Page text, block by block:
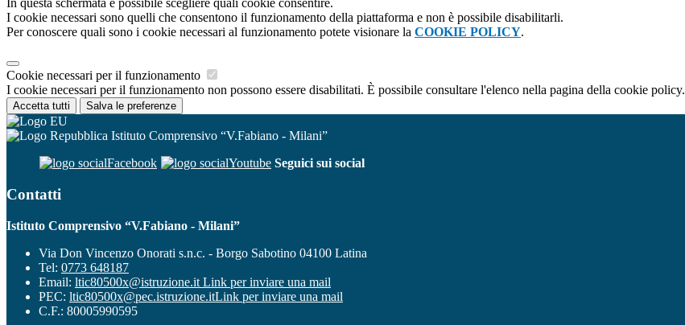
In questa schermata è possibile scegliere quali cookie consentire.
I cookie necessari sono quelli che consentono il funzionamento della piattaforma e non è possibile disabilitarli.
Per conoscere quali sono i cookie necessari al funzionamento potete visionare la COOKIE POLICY.
Cookie necessari per il funzionamento
I cookie necessari per il funzionamento non possono essere disabilitati. È possibile consultare l'elenco nella pagina della cookie policy.
Accetta tutti Salva le preferenze
Istituto Comprensivo “V.Fabiano - Milani”
Facebook
Youtube Seguici sui social
Contatti
Istituto Comprensivo “V.Fabiano - Milani”
Via Don Vincenzo Onorati s.n.c. - Borgo Sabotino 04100 Latina
Tel: 0773 648187
Email: ltic80500x@istruzione.it Link per inviare una mail
PEC: ltic80500x@pec.istruzione.itLink per inviare una mail
C.F.: 80005990595